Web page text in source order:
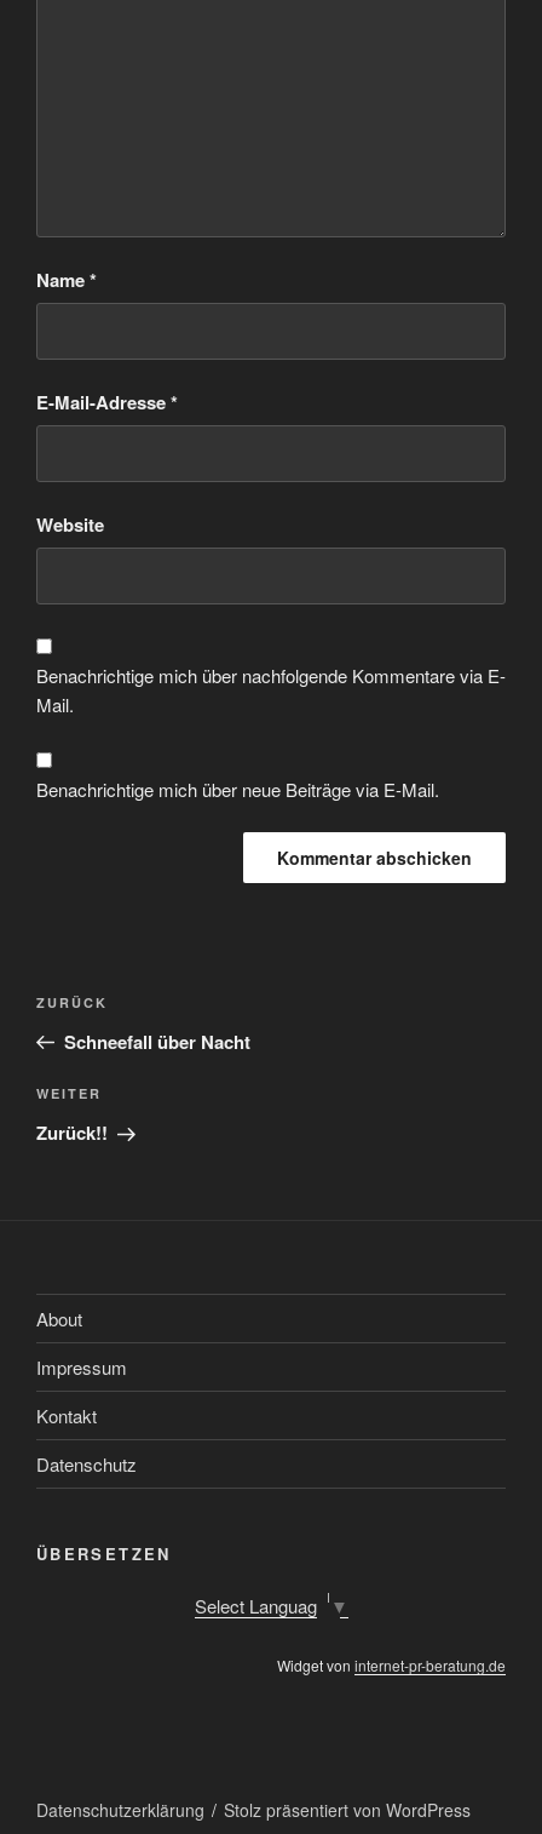
Name*
E-Mail-Adresse*
Website
Benachrichtige mich über nachfolgende Kommentare via E-
Mail.
Benachrichtige mich über neue Beiträge via E-Mail.
Beitragsnavigation
Vorheriger
Beitrag
ZURÜCK
Schneefall über Nacht
Nächster
Beitrag
WEITER
Zurück!!
About
Impressum
Kontakt
Datenschutz
ÜBERSETZEN
Select Language ▼
Widget von internet-pr-beratung.de
Datenschutzerklärung Stolz präsentiert von WordPress